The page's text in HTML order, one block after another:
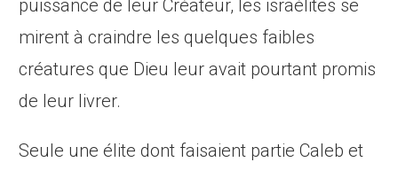
puissance de leur Créateur, les israélites se
mirent à craindre les quelques faibles
créatures que Dieu leur avait pourtant promis
de leur livrer.
Seule une élite dont faisaient partie Caleb et